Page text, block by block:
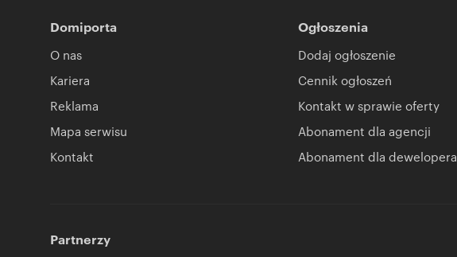
Domiporta
O nas
Kariera
Reklama
Mapa serwisu
Kontakt
Ogłoszenia
Dodaj ogłoszenie
Cennik ogłoszeń
Kontakt w sprawie oferty
Abonament dla agencji
Abonament dla dewelopera
Partnerzy